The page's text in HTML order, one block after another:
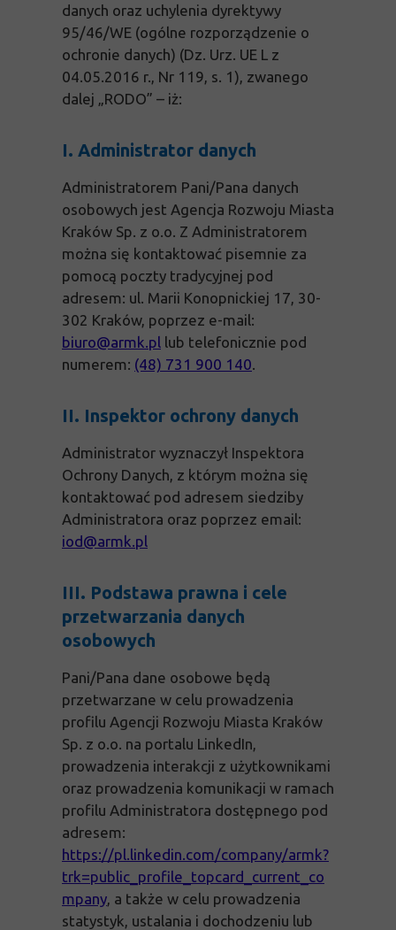
danych oraz uchylenia dyrektywy
95/46/WE (ogólne rozporządzenie o
ochronie danych) (Dz. Urz. UE L z
04.05.2016 r., Nr 119, s. 1), zwanego
dalej „RODO” – iż:
I. Administrator danych
Administratorem Pani/Pana danych
osobowych jest Agencja Rozwoju Miasta
Kraków Sp. z o.o. Z Administratorem
można się kontaktować pisemnie za
pomocą poczty tradycyjnej pod
adresem: ul. Marii Konopnickiej 17, 30-
302 Kraków, poprzez e-mail:
biuro@armk.pl lub telefonicznie pod
numerem: (48) 731 900 140.
II. Inspektor ochrony danych
Administrator wyznaczył Inspektora
Ochrony Danych, z którym można się
kontaktować pod adresem siedziby
Administratora oraz poprzez email:
iod@armk.pl
III. Podstawa prawna i cele
przetwarzania danych
osobowych
Pani/Pana dane osobowe będą
przetwarzane w celu prowadzenia
profilu Agencji Rozwoju Miasta Kraków
Sp. z o.o. na portalu LinkedIn,
prowadzenia interakcji z użytkownikami
oraz prowadzenia komunikacji w ramach
profilu Administratora dostępnego pod
adresem:
https://pl.linkedin.com/company/armk?
trk=public_profile_topcard_current_co
mpany, a także w celu prowadzenia
statystyk, ustalania i dochodzeniu lub